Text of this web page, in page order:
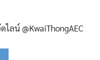
ลน์ @KwaiThongAEC
62-0303 ชิ้น